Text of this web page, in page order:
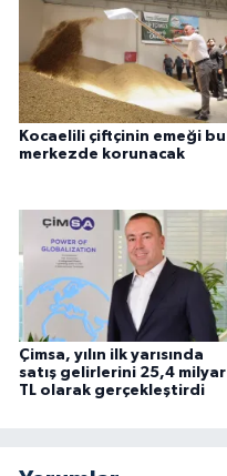
Kocaelili çiftçinin emeği bu
merkezde korunacak
Çimsa, yılın ilk yarısında
satış gelirlerini 25,4 milyar
TL olarak gerçekleştirdi